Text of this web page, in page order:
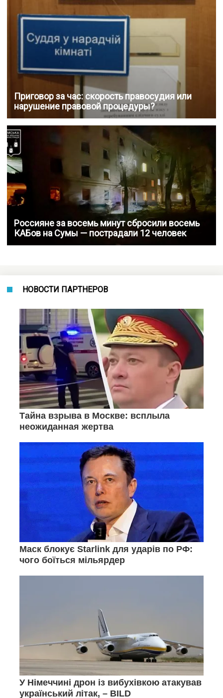
Приговор за час: скорость правосудия или
нарушение правовой процедуры?
Россияне за восемь минут сбросили восемь
КАБов на Сумы — пострадали 12 человек
НОВОСТИ ПАРТНЕРОВ